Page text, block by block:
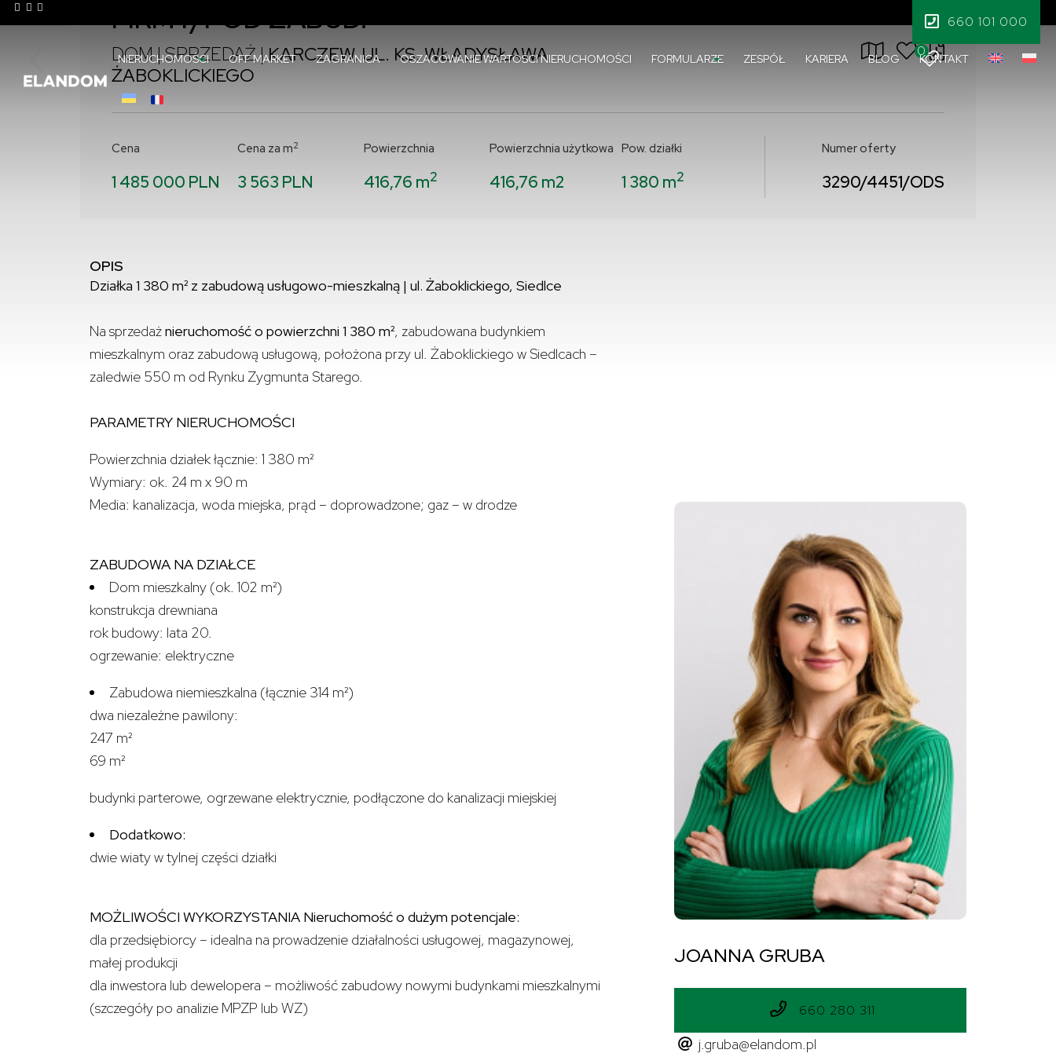
660 101 000
0
NIERUCHOMOŚCI OFF MARKET ZAGRANICA OSZACOWANIE WARTOŚCI NIERUCHOMOŚCI FORMULARZE ZESPÓŁ KARIERA BLOG KONTAKT
FIRMY/POD ZABUD.
DOM | SPRZEDAŻ |KARCZEW, UL. KS. WŁADYSŁAWA
ŻABOKLICKIEGO
1 485 000 PLN
Cena
1 485 000 PLN
Cena za m2
3 563 PLN
Powierzchnia
416,76 m2
Powierzchnia użytkowa
416,76 m2
Pow. działki
1 380 m2
Numer oferty
3290/4451/ODS
OPIS
Działka 1 380 m² z zabudową usługowo-mieszkalną | ul. Żaboklickiego, Siedlce
Na sprzedażnieruchomość o powierzchni 1 380 m², zabudowana budynkiem
mieszkalnym oraz zabudową usługową, położona przy ul. Żaboklickiego w Siedlcach –
zaledwie 550 m od Rynku Zygmunta Starego.
PARAMETRY NIERUCHOMOŚCI
Powierzchnia działek łącznie: 1 380 m²
Wymiary: ok. 24 m x 90 m
Media: kanalizacja, woda miejska, prąd – doprowadzone; gaz – w drodze
ZABUDOWA NA DZIAŁCE
Dom mieszkalny (ok. 102 m²)
konstrukcja drewniana
rok budowy: lata 20.
ogrzewanie: elektryczne
Zabudowa niemieszkalna (łącznie 314 m²)
dwa niezależne pawilony:
247 m²
69 m²
budynki parterowe, ogrzewane elektrycznie, podłączone do kanalizacji miejskiej
Dodatkowo:
dwie wiaty w tylnej części działki
MOŻLIWOŚCI WYKORZYSTANIA Nieruchomość o dużym potencjale:
dla przedsiębiorcy – idealna na prowadzenie działalności usługowej, magazynowej,
małej produkcji
dla inwestora lub dewelopera – możliwość zabudowy nowymi budynkami mieszkalnymi
(szczegóły po analizie MPZP lub WZ)
JOANNA GRUBA
660 280 311
j.gruba@elandom.pl